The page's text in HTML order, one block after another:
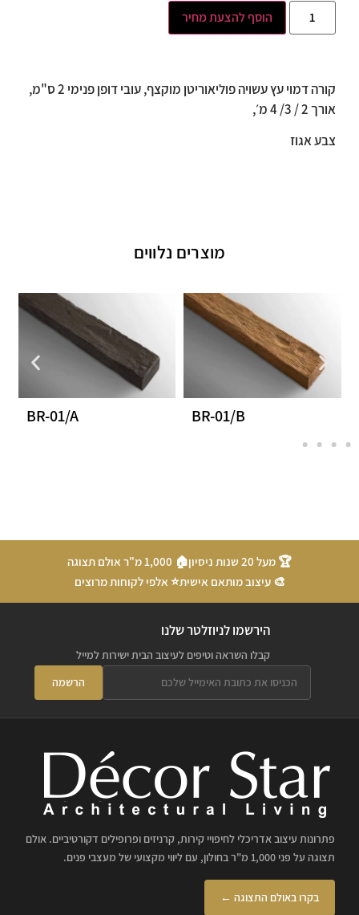
הוסף להצעת מחיר
קורה דמוי עץ עשויה פוליאוריטן מוקצף, עובי דופן פנימי 2 ס"מ,
אורך 2 / 3/ 4 מ׳,
צבע אגוז
מוצרים נלווים
🏆 מעל 20 שנות ניסיון
🏠 1,000 מ"ר אולם תצוגה
🎨 עיצוב מותאם אישית⭐ אלפי לקוחות מרוצים
הירשמו לניוזלטר שלנו
קבלו השראה וטיפים לעיצוב הבית ישירות למייל
הרשמה
פתרונות עיצוב אדריכלי לחיפויי קירות, קרניזים ופרופילים דקורטיביים. אולם
תצוגה על פני 1,000 מ"ר בחולון, עם ליווי מקצועי של מעצבי פנים.
בקרו באולם התצוגה ←